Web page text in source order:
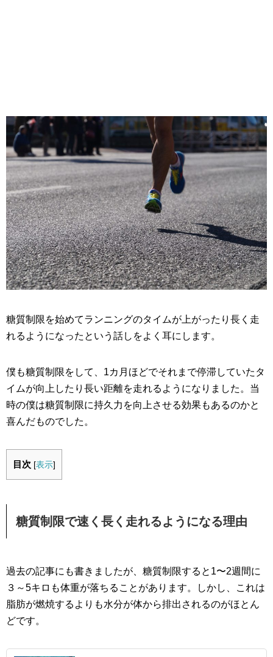
糖質制限を始めてランニングのタイムが上がったり長く走
れるようになったという話しをよく耳にします。
僕も糖質制限をして、1カ月ほどでそれまで停滞していたタ
イムが向上したり長い距離を走れるようになりました。当
時の僕は糖質制限に持久力を向上させる効果もあるのかと
喜んだものでした。
目次 [表示]
糖質制限で速く長く走れるようになる理由
過去の記事にも書きましたが、糖質制限すると1〜2週間に
３～5キロも体重が落ちることがあります。しかし、これは
脂肪が燃焼するよりも水分が体から排出されるのがほとん
どです。